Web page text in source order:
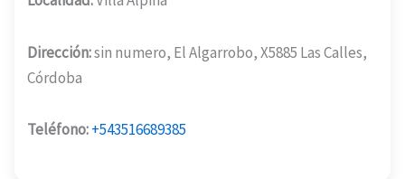
Dirección:sin numero, El Algarrobo, X5885 Las Calles,
Córdoba
Teléfono:+543516689385